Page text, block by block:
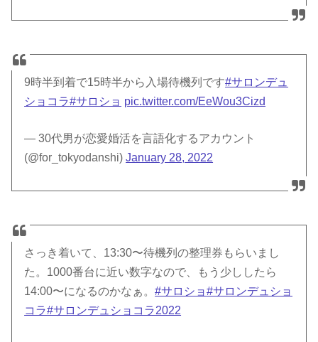
9時半到着で15時半から入場待機列です#サロンデュ
ショコラ#サロショ pic.twitter.com/EeWou3Cizd
— 30代男が恋愛婚活を言語化するアカウント
(@for_tokyodanshi)January 28, 2022
さっき着いて、13:30〜待機列の整理券もらいまし
た。1000番台に近い数字なので、もう少ししたら
14:00〜になるのかなぁ。#サロショ#サロンデュショ
コラ#サロンデュショコラ2022